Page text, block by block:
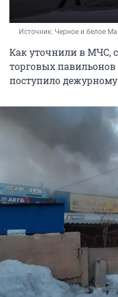
Источник: Черное и белое
Как уточнили в МЧС,
торговых
поступило дежурному